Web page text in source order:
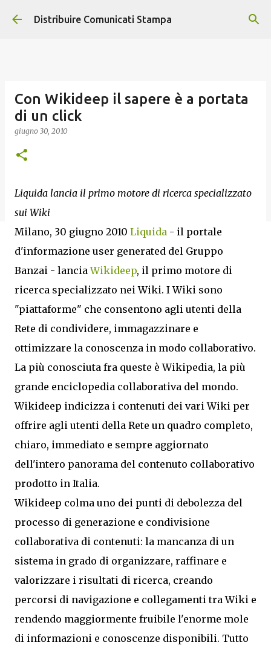
Passa ai contenuti principali
Distribuire Comunicati Stampa
Con Wikideep il sapere è a portata
di un click
giugno 30, 2010
Liquida lancia il primo motore di ricerca specializzato
sui Wiki
Milano, 30 giugno 2010 Liquida - il portale
d'informazione user generated del Gruppo
Banzai - lanciaWikideep, il primo motore di
ricerca specializzato nei Wiki. I Wiki sono
"piattaforme" che consentono agli utenti della
Rete di condividere, immagazzinare e
ottimizzare la conoscenza in modo collaborativo.
La più conosciuta fra queste è Wikipedia, la più
grande enciclopedia collaborativa del mondo.
Wikideep indicizza i contenuti dei vari Wiki per
offrire agli utenti della Rete un quadro completo,
chiaro, immediato e sempre aggiornato
dell'intero panorama del contenuto collaborativo
prodotto in Italia.
Wikideep colma uno dei punti di debolezza del
processo di generazione e condivisione
collaborativa di contenuti: la mancanza di un
sistema in grado di organizzare, raffinare e
valorizzare i risultati di ricerca, creando
percorsi di navigazione e collegamenti tra Wiki e
rendendo maggiormente fruibile l'enorme mole
di informazioni e conoscenze disponibili. Tutto